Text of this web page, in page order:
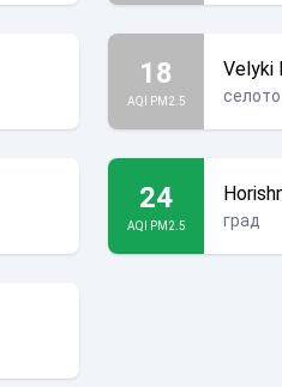
18
AQI PM2.5
Velyki
селото
24
AQI PM2.5 град